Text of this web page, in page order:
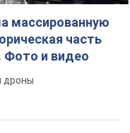
и кто ею
два соседних
двое